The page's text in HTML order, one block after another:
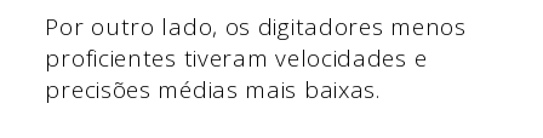
Por outro lado, os digitadores menos
proficientes tiveram velocidades e
precisões médias mais baixas.